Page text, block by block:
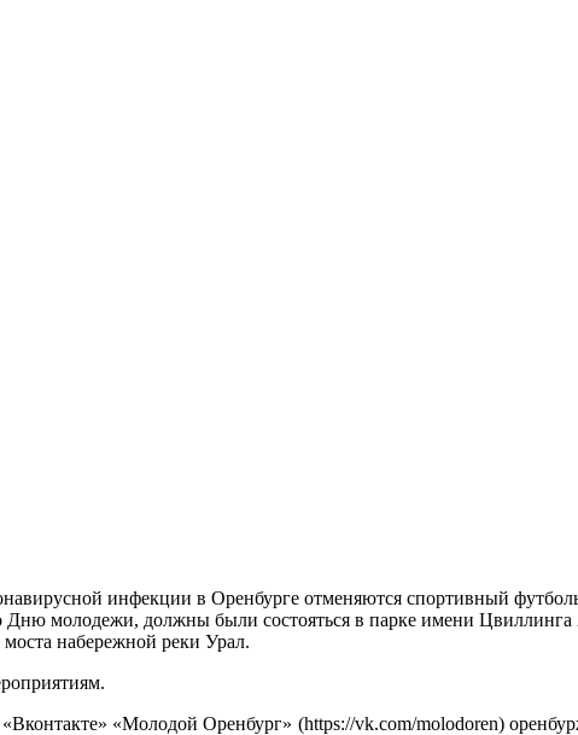
инфекции в Оренбурге отменяются спортивный
молодежи, должны были состояться в парке имени
набережной реки Урал.
«Молодой Оренбург» (https://vk.com/molodoren)